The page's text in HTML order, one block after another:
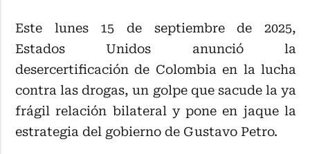
Este lunes 15 de septiembre de 2025,
Estados Unidos anunció la
desercertificación de Colombia en la lucha
contra las drogas, un golpe que sacude la ya
frágil relación bilateral y pone en jaque la
estrategia del gobierno de Gustavo Petro.